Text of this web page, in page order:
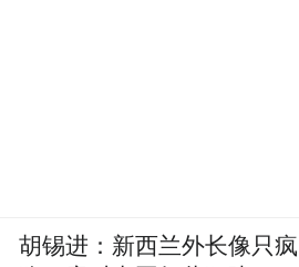
胡锡进：新西兰外长像只疯